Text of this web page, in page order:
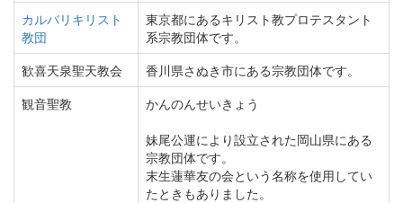
カルバリキリスト
教団
東京都にあるキリスト教プロテスタント
系宗教団体です。
歓喜天泉聖天教会
香川県さぬき市にある宗教団体です。
観音聖教
かんのんせいきょう
妹尾公運により設立された岡山県にある
宗教団体です。
末生蓮華友の会という名称を使用してい
たときもありました。